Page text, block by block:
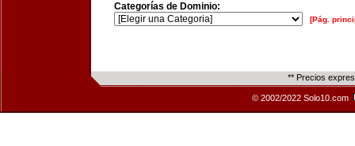
Categorías de Dominio:
[Pág.
** Precios
© 2002/2022 Solo10.com